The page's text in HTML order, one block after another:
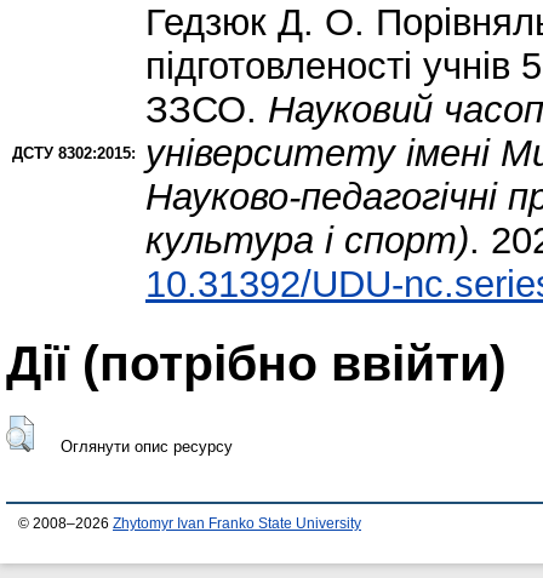
ДСТУ 8302:2015:
Гедзюк Д. О.
підготовленості учнів
ЗЗСО. Науковий
університету імені
Науково-педагогічні
культура і спорт).
10.31392/UDU-
Дії ​​(потрібно ввійти)
Оглянути опис ресурсу
© 2008–2026 Zhytomyr Ivan Franko State University